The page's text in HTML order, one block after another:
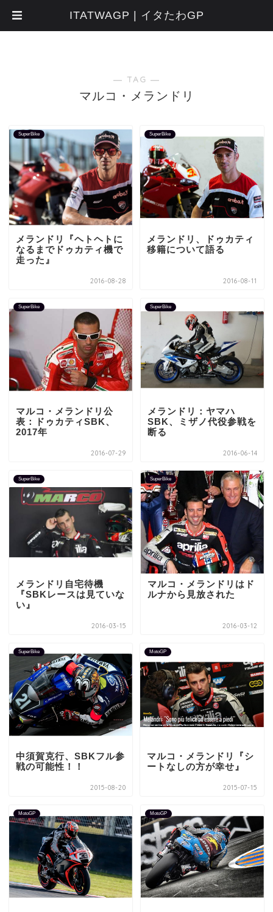
― TAG ―
マルコ・メランドリ
SuperBike
メランドリ『ヘトヘトに
なるまでドゥカティ機で
走った』
2016-08-28
SuperBike
メランドリ、ドゥカティ
移籍について語る
2016-08-11
SuperBike
マルコ・メランドリ公
表：ドゥカティSBK、
2017年
2016-07-29
SuperBike
メランドリ：ヤマハ
SBK、ミザノ代役参戦を
断る
2016-06-14
SuperBike
メランドリ自宅待機
『SBKレースは見ていな
い』
2016-03-15
SuperBike
マルコ・メランドリはド
ルナから見放された
2016-03-12
SuperBike
中須賀克行、SBKフル参
戦の可能性！！
2015-08-20
MotoGP
マルコ・メランドリ『シ
ートなしの方が幸せ』
2015-07-15
MotoGP MotoGP
ITATWAGP | イタたわGP